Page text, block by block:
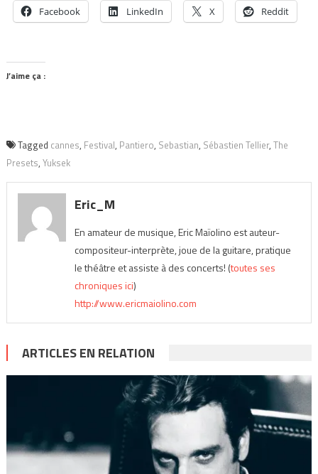
Facebook LinkedIn X Reddit
J’aime ça :
Tagged cannes, Festival, Pantiero, Sebastian, Sébastien Tellier, The
Presets, Yuksek
Eric_M
En amateur de musique, Eric Maïolino est auteur-
compositeur-interprète, joue de la guitare, pratique
le théâtre et assiste à des concerts! (toutes ses
chroniques ici)
http://www.ericmaiolino.com
ARTICLES EN RELATION